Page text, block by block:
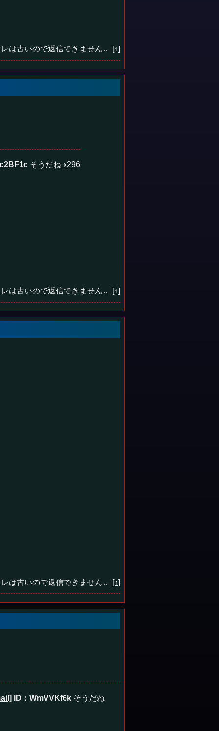
は古いので返信できません… [↑]
そうだね x296
は古いので返信できません… [↑]
は古いので返信できません… [↑]
ID：WmVVKf6k そうだね